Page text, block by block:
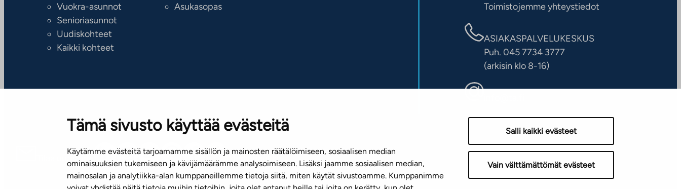
Tämä sivusto käyttää evästeitä
Käytämme evästeitä tarjoamamme sisällön ja mainosten räätälöimiseen, sosiaalisen median
ominaisuuksien tukemiseen ja kävijämäärämme analysoimiseen. Lisäksi jaamme sosiaalisen median,
mainosalan ja analytiikka-alan kumppaneillemme tietoja siitä, miten käytät sivustoamme. Kumppanimme
Salli kaikki evästeet
Vain välttämättömät evästeet
Vuokra-asunnot
Senioriasunnot
Uudiskohteet
Kaikki kohteet
Asukasopas
Toimistojemme yhteystiedot
ASIAKASPALVELUKESKUS
Puh. 045 7734 3777
(arkisin klo 8-16)
Tilaa uutiskirje Mediapankki